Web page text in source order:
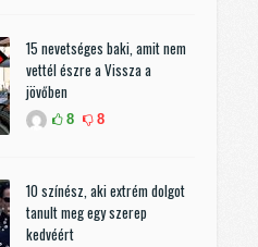
15 nevetséges baki, amit nem
vettél észre a Vissza a
jövőben
8 8
10 színész, aki extrém dolgot
tanult meg egy szerep
kedvéért